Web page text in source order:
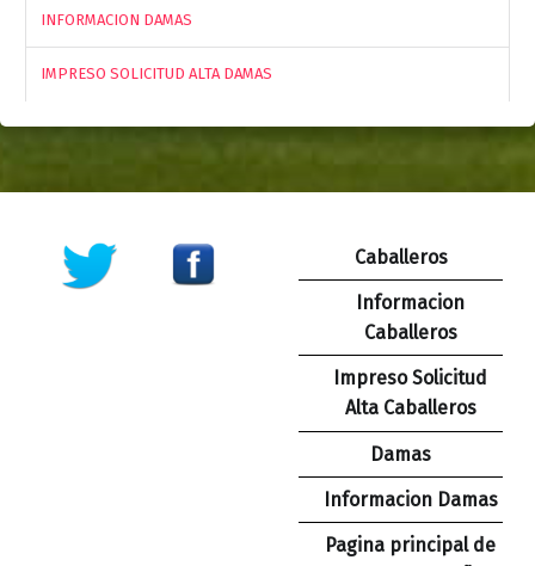
INFORMACION DAMAS
IMPRESO SOLICITUD ALTA DAMAS
Caballeros
Informacion
Caballeros
Impreso Solicitud
Alta Caballeros
Damas
Informacion Damas
Pagina principal de